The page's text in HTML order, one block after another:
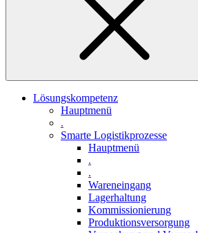
Lösungskompetenz
Hauptmenü
.
Smarte Logistikprozesse
Hauptmenü
.
.
Wareneingang
Lagerhaltung
Kommissionierung
Produktionsversorgung